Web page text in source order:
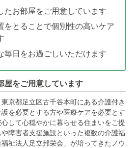
たお部屋をご用意しています
をとることで個別性の高いケア
毎日をお過ごしいただけます
屋をご用意しています
東京都足立区古千谷本町にある介護付き
を必要とする方や医療ケアを必要とす
して心穏やかに暮らせる住まいをご提
障害者支援施設といった複数の介護福
祉法人足立邦栄会」が培ってきたノウ